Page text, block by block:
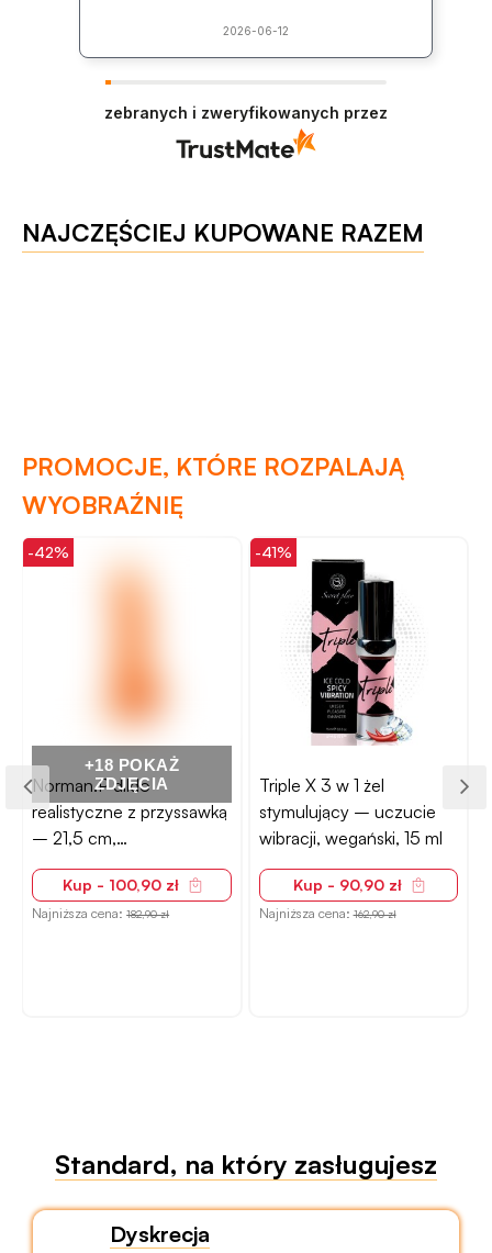
2026-06-12
zebranych i zweryfikowanych przez
NAJCZĘŚCIEJ KUPOWANE RAZEM
PROMOCJE, KTÓRE ROZPALAJĄ
WYOBRAŹNIĘ
+18 POKAŻ
ZDJĘCIA
-42%
Norman.P dildo
realistyczne z przyssawką
– 21,5 cm,
pomarańczowe, ultra
miękkie
Kup - 100,90 zł
Najniższa cena:182,90 zł
-41%
Triple X 3 w 1 żel
stymulujący – uczucie
wibracji, wegański, 15 ml
Kup - 90,90 zł
Najniższa cena:162,90 zł
Standard, na który zasługujesz
Dyskrecja